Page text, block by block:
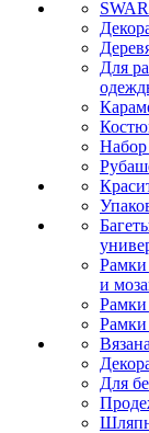
Для
и
Рамки
Рамки
Для